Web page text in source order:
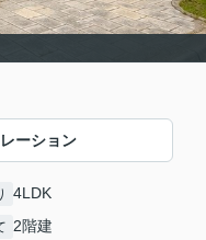
ーション
4LDK
2階建